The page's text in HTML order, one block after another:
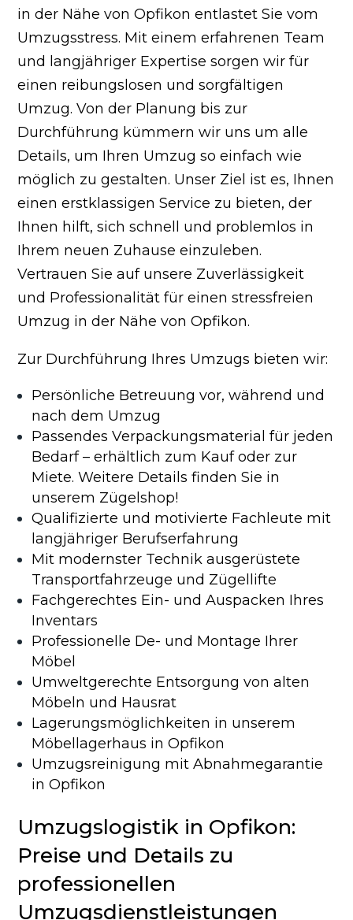
in der Nähe von Opfikon entlastet Sie vom
Umzugsstress. Mit einem erfahrenen Team
und langjähriger Expertise sorgen wir für
einen reibungslosen und sorgfältigen
Umzug. Von der Planung bis zur
Durchführung kümmern wir uns um alle
Details, um Ihren Umzug so einfach wie
möglich zu gestalten. Unser Ziel ist es, Ihnen
einen erstklassigen Service zu bieten, der
Ihnen hilft, sich schnell und problemlos in
Ihrem neuen Zuhause einzuleben.
Vertrauen Sie auf unsere Zuverlässigkeit
und Professionalität für einen stressfreien
Umzug in der Nähe von Opfikon.
Zur Durchführung Ihres Umzugs bieten wir:
Persönliche Betreuung vor, während und
nach dem Umzug
Passendes Verpackungsmaterial für jeden
Bedarf – erhältlich zum Kauf oder zur
Miete. Weitere Details finden Sie in
unserem Zügelshop!
Qualifizierte und motivierte Fachleute mit
langjähriger Berufserfahrung
Mit modernster Technik ausgerüstete
Transportfahrzeuge und Zügellifte
Fachgerechtes Ein- und Auspacken Ihres
Inventars
Professionelle De- und Montage Ihrer
Möbel
Umweltgerechte Entsorgung von alten
Möbeln und Hausrat
Lagerungsmöglichkeiten in unserem
Möbellagerhaus in Opfikon
Umzugsreinigung mit Abnahmegarantie
in Opfikon
Umzugslogistik in Opfikon:
Preise und Details zu
professionellen
Umzugsdienstleistungen